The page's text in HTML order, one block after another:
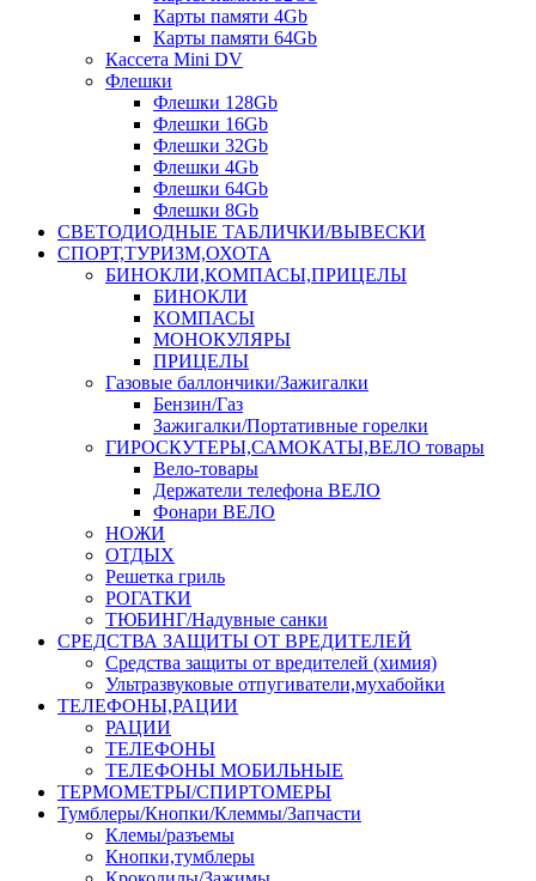
Карты памяти 4Gb
Карты памяти 64Gb
Кассета Mini DV
Флешки
Флешки 128Gb
Флешки 16Gb
Флешки 32Gb
Флешки 4Gb
Флешки 64Gb
Флешки 8Gb
СВЕТОДИОДНЫЕ ТАБЛИЧКИ/ВЫВЕСКИ
СПОРТ,ТУРИЗМ,ОХОТА
БИНОКЛИ,КОМПАСЫ,ПРИЦЕЛЫ
БИНОКЛИ
КОМПАСЫ
МОНОКУЛЯРЫ
ПРИЦЕЛЫ
Газовые баллончики/Зажигалки
Бензин/Газ
Зажигалки/Портативные горелки
ГИРОСКУТЕРЫ,САМОКАТЫ,ВЕЛО товары
Вело-товары
Держатели телефона ВЕЛО
Фонари ВЕЛО
НОЖИ
ОТДЫХ
Решетка гриль
РОГАТКИ
ТЮБИНГ/Надувные санки
СРЕДСТВА ЗАЩИТЫ ОТ ВРЕДИТЕЛЕЙ
Средства защиты от вредителей (химия)
Ультразвуковые отпугиватели,мухабойки
ТЕЛЕФОНЫ,РАЦИИ
РАЦИИ
ТЕЛЕФОНЫ
ТЕЛЕФОНЫ МОБИЛЬНЫЕ
ТЕРМОМЕТРЫ/СПИРТОМЕРЫ
Тумблеры/Кнопки/Клеммы/Запчасти
Клемы/разъемы
Кнопки,тумблеры